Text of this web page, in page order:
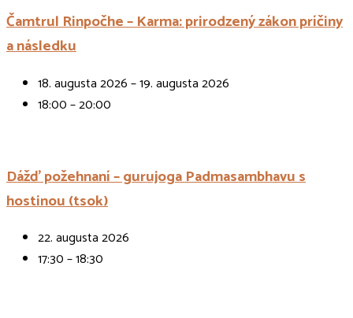
Čamtrul Rinpočhe – Karma: prirodzený zákon príčiny
a následku
18. augusta 2026 – 19. augusta 2026
18:00 – 20:00
Dážď požehnaní – gurujoga Padmasambhavu s
hostinou (tsok)
22. augusta 2026
17:30 – 18:30